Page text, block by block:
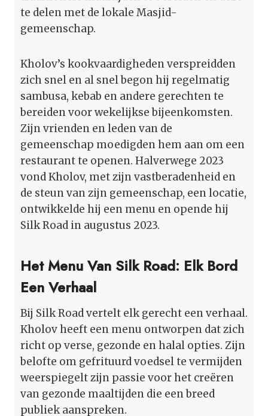
te delen met de lokale Masjid-
gemeenschap.
Kholov’s kookvaardigheden verspreidden
zich snel en al snel begon hij regelmatig
sambusa, kebab en andere gerechten te
bereiden voor wekelijkse bijeenkomsten.
Zijn vrienden en leden van de
gemeenschap moedigden hem aan om een
restaurant te openen. Halverwege 2023
vond Kholov, met zijn vastberadenheid en
de steun van zijn gemeenschap, een locatie,
ontwikkelde hij een menu en opende hij
Silk Road in augustus 2023.
Het Menu Van Silk Road: Elk Bord
Een Verhaal
Bij Silk Road vertelt elk gerecht een verhaal.
Kholov heeft een menu ontworpen dat zich
richt op verse, gezonde en halal opties. Zijn
belofte om gefrituurd voedsel te vermijden
weerspiegelt zijn passie voor het creëren
van gezonde maaltijden die een breed
publiek aanspreken.